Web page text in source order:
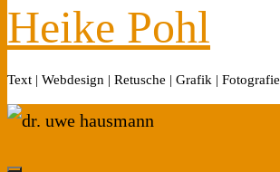
Heike Pohl
Text | Webdesign | Retusche | Grafik | Fotografie